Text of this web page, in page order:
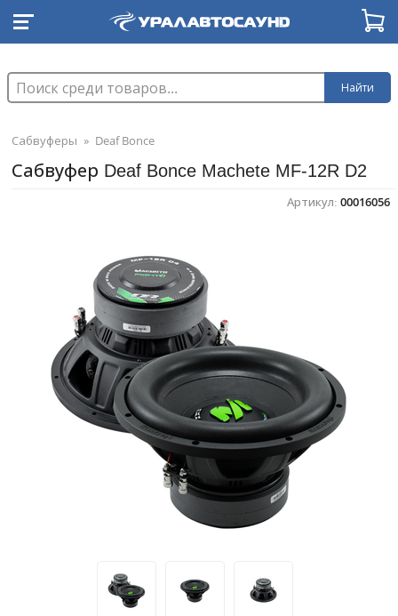
Найти
Сабвуферы » Deaf Bonce
Сабвуфер Deaf Bonce Machete MF-12R D2
Артикул: 00016056